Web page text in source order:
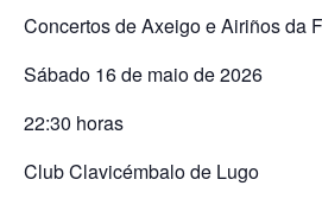
Concertos de Axeigo e Airiños da
Sábado 16 de maio de 2026
22:30 horas
Club Clavicémbalo de Lugo